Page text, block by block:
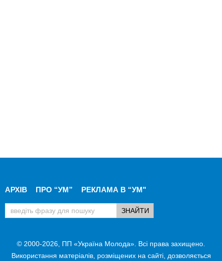
АРХІВ ПРО “УМ” РЕКЛАМА В “УМ"
© 2000-2026, ПП «Україна Молода». Всі права захищено.
Використання матеріалів, розміщених на сайті, дозволяється